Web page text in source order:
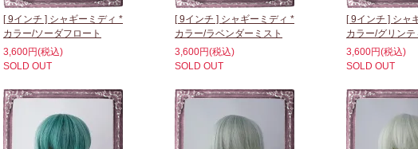
[ 9インチ ] シャギーミディ *
カラー/ソーダフロート
3,600円(税込)
SOLD OUT
[ 9インチ ] シャギーミディ *
カラー/ラベンダーミスト
3,600円(税込)
SOLD OUT
[ 9インチ ] シャ
カラー/グリン
3,600円(税込)
SOLD OUT